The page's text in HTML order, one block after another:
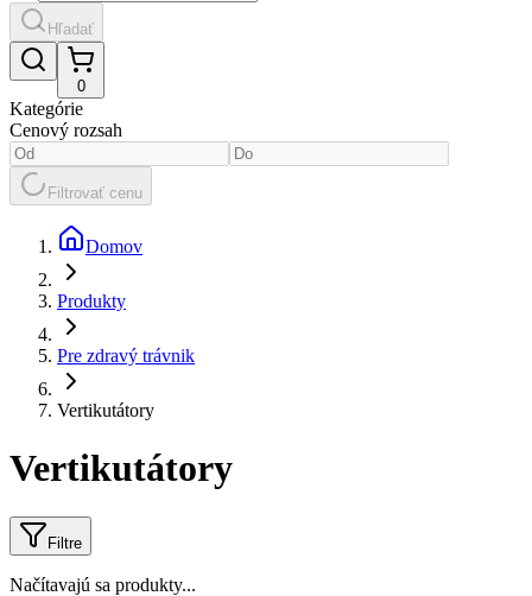
Hľadať
0
Kategórie
Cenový rozsah
Filtrovať cenu
Domov
Produkty
Pre zdravý trávnik
Vertikutátory
Vertikutátory
Filtre
Načítavajú sa produkty...